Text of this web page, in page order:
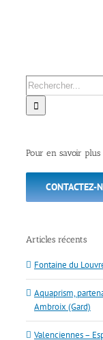
Rechercher:
Pour en savoir plus
CONTACTEZ-
Articles récents
Fontaine du
Aquaprism,
Ambroix (Gard)
Valenciennes –